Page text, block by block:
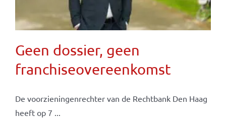
Geen dossier, geen
franchiseovereenkomst
De voorzieningenrechter van de Rechtbank Den Haag
heeft op 7 ...